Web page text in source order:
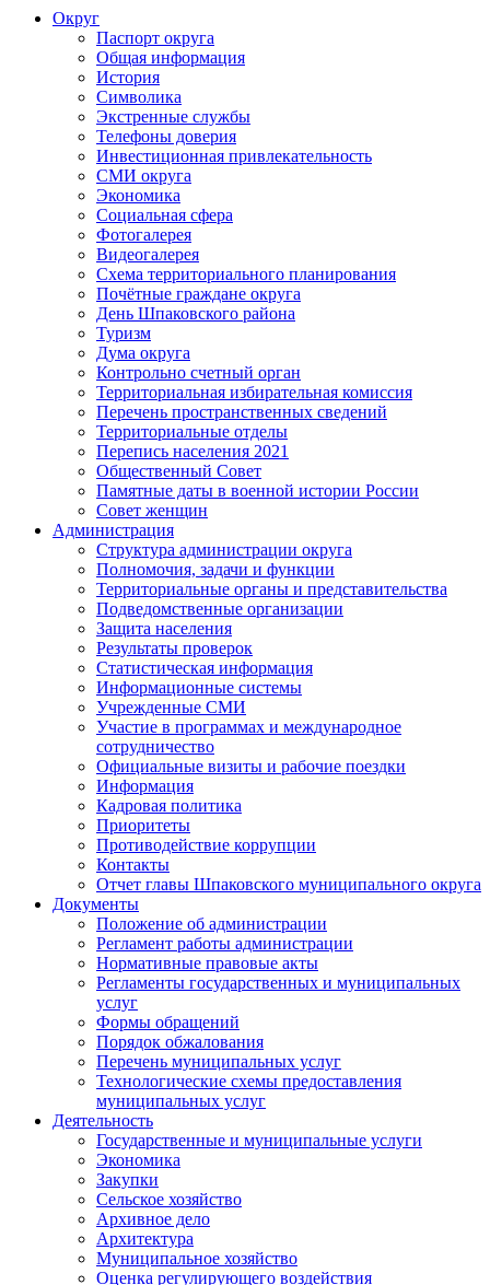
Округ
Паспорт округа
Общая информация
История
Символика
Экстренные службы
Телефоны доверия
Инвестиционная привлекательность
СМИ округа
Экономика
Социальная сфера
Фотогалерея
Видеогалерея
Схема территориального планирования
Почётные граждане округа
День Шпаковского района
Туризм
Дума округа
Контрольно счетный орган
Территориальная избирательная комиссия
Перечень пространственных сведений
Территориальные отделы
Перепись населения 2021
Общественный Совет
Памятные даты в военной истории России
Совет женщин
Администрация
Структура администрации округа
Полномочия, задачи и функции
Территориальные органы и представительства
Подведомственные организации
Защита населения
Результаты проверок
Статистическая информация
Информационные системы
Учрежденные СМИ
Участие в программах и международное
сотрудничество
Официальные визиты и рабочие поездки
Информация
Кадровая политика
Приоритеты
Противодействие коррупции
Контакты
Отчет главы Шпаковского муниципального округа
Документы
Положение об администрации
Регламент работы администрации
Нормативные правовые акты
Регламенты государственных и муниципальных
услуг
Формы обращений
Порядок обжалования
Перечень муниципальных услуг
Технологические схемы предоставления
муниципальных услуг
Деятельность
Государственные и муниципальные услуги
Экономика
Закупки
Сельское хозяйство
Архивное дело
Архитектура
Муниципальное хозяйство
Оценка регулирующего воздействия